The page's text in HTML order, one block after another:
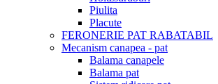
Piulita
Placute
FERONERIE PAT RABATABIL
Mecanism canapea - pat
Balama canapele
Balama pat